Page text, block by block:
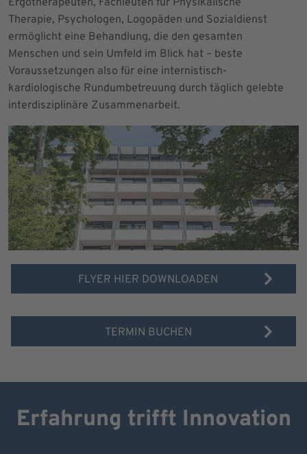
Therapie, Psychologen, Logopäden und Sozialdienst
ermöglicht eine Behandlung, die den gesamten
Menschen und sein Umfeld im Blick hat – beste
Voraussetzungen also für eine internistisch-
kardiologische Rundumbetreuung durch täglich gelebte
interdisziplinäre Zusammenarbeit.
FLYER HIER DOWNLOADEN
TERMIN BUCHEN
Erfahrung trifft Innovation